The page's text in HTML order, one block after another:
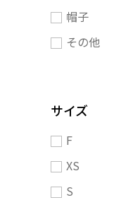
帽子
その他
サイズ
F
XS
S